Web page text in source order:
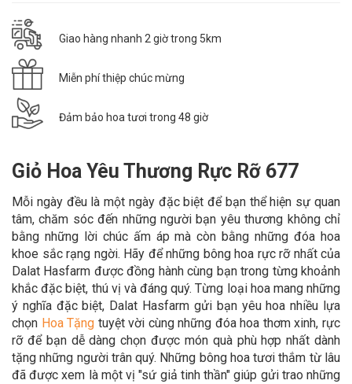
Giao hàng nhanh 2 giờ trong 5km
Miễn phí thiệp chúc mừng
Đảm bảo hoa tươi trong 48 giờ
Giỏ Hoa Yêu Thương Rực Rỡ 677
Mỗi ngày đều là một ngày đặc biệt để bạn thể hiện sự quan
tâm, chăm sóc đến những người bạn yêu thương không chỉ
bằng những lời chúc ấm áp mà còn bằng những đóa hoa
khoe sắc rạng ngời. Hãy để những bông hoa rực rỡ nhất của
Dalat Hasfarm được đồng hành cùng bạn trong từng khoảnh
khắc đặc biệt, thú vị và đáng quý. Từng loại hoa mang những
ý nghĩa đặc biệt, Dalat Hasfarm gửi bạn yêu hoa nhiều lựa
chọn Hoa Tặng tuyệt vời cùng những đóa hoa thơm xinh, rực
rỡ để bạn dễ dàng chọn được món quà phù hợp nhất dành
tặng những người trân quý. Những bông hoa tươi thắm từ lâu
đã được xem là một vị "sứ giả tinh thần" giúp gửi trao những